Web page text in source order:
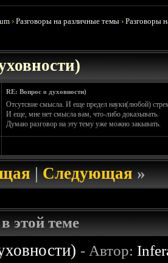
›Разговоры на различные темы ›Разговоры
RE: Вопрос о духовности)
Отсутсвие смысла. И еще предел науки(любой)
И еще, мне нет смысла вам, что-либо доказывать.
Думаю разговор на эту тему уже можно закывать.
|Следующая»
этой теме
- Автор: